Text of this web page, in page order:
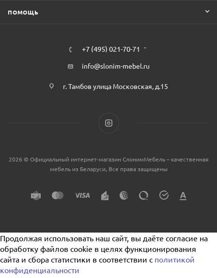
ПОМОЩЬ
+7 (495) 021-70-71
info@slonim-mebel.ru
г. Тамбов улица Московская, д.15
2026 © Официальный интернет-магазин СлонимМебель – качественная
мебель из Беларуси, Все права защищены
Продолжая использовать наш сайт, вы даёте согласие на
обработку файлов cookie в целях функционирования
сайта и сбора статистики в соответствии с политикой
конфиденциальности